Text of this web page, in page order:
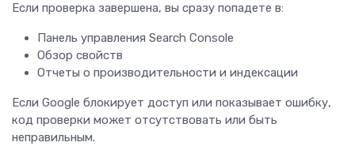
Если проверка завершена, вы сразу попадете в:
Панель управления Search Console
Обзор свойств
Отчеты о производительности и индексации
Если Google блокирует доступ или показывает ошибку,
код проверки может отсутствовать или быть
неправильным.